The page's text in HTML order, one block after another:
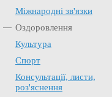
Міжнародні зв'язки
Оздоровлення
Культура
Спорт
Консультації, листи,
роз'яснення